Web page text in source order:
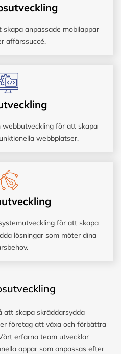
anpassade mobilappar
affärssuccé.
för att skapa
webbplatser.
för att skapa
lösningar som möter dina
att skapa skräddarsydda
företag att växa och förbättra
erfarna team utvecklar
appar som anpassas efter